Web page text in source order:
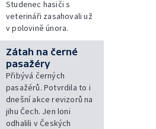
Studenec hasiči s
veterináři zasahovali už
v polovině února.
Zátah na černé
pasažéry
Přibývá černých
pasažérů. Potvrdila to i
dnešní akce revizorů na
jihu Čech. Jen loni
odhalili v Českých